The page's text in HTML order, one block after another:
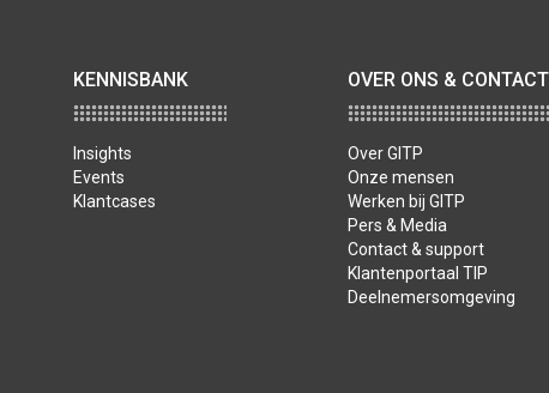
KENNISBANK
Insights
Events
Klantcases
OVER ONS & CONTACT
Over GITP
Onze mensen
Werken bij GITP
Pers & Media
Contact & support
Klantenportaal TIP
Deelnemersomgeving